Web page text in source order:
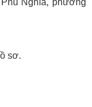
Nghĩa, phường
sơ.